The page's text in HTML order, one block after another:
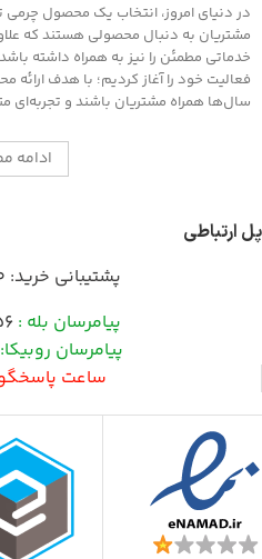
در دنیای امروز، انتخاب یک محصول
مشتریان به دنبال محصولی هستند که
خدماتی مطمئن را نیز به همراه داشته
فعالیت خود را آغاز کردیم؛ با هدف ارائه
سال‌ها همراه مشتریان باشند و تجربه‌ای
ادامه
پل ارتباطی
پشتیبانی خرید:
پیامرسان بله :
پیامرسان روبیکا: Mr_charm@
ساعت پاسخگویی: